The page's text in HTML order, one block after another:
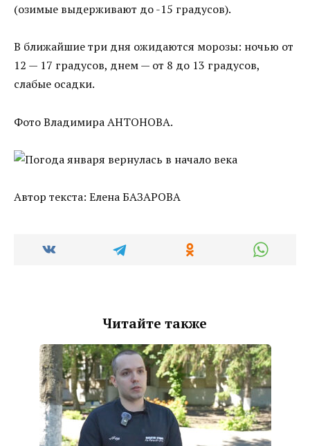
(озимые выдерживают до -15 градусов).
В ближайшие три дня ожидаются морозы: ночью от
12 — 17 градусов, днем — от 8 до 13 градусов,
слабые осадки.
Фото Владимира АНТОНОВА.
Автор текста: Елена БАЗАРОВА
Читайте также